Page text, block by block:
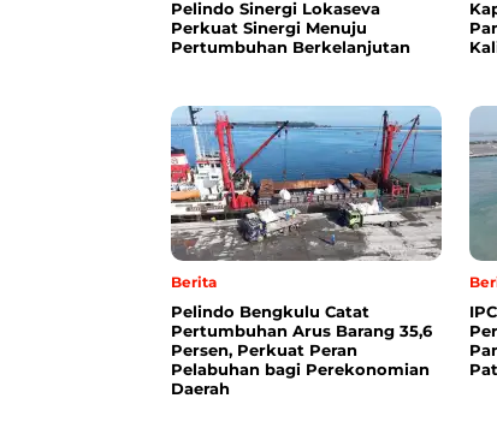
Pelindo Sinergi Lokaseva
Perkuat Sinergi Menuju
Pertumbuhan Berkelanjutan
Berita
Pelindo Bengkulu Catat
Pertumbuhan Arus Barang 35,6
Persen, Perkuat Peran
Pelabuhan bagi Perekonomian
Daerah